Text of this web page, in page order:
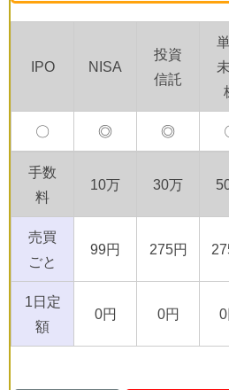
IPO NISA
投資
信託
〇 ◎ ◎
手数
料
10万 30万
売買
ごと
99円 275円
1日定
額
0円 0円 0